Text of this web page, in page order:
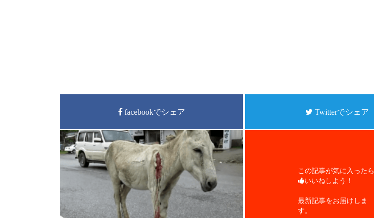
facebookでシェア Twitterでシェア
この記事が気に入ったら
いいねしよう！
最新記事をお届けしま
す。